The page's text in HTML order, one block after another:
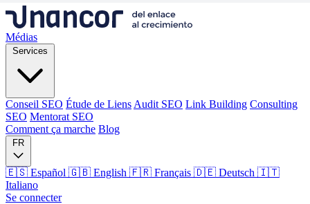
Médias
Services
Conseil SEO Étude de Liens Audit SEO Link Building Consulting
SEO Mentorat SEO
Comment ça marche Blog
FR
🇪🇸 Español 🇬🇧 English 🇫🇷 Français 🇩🇪 Deutsch 🇮🇹
Italiano
Se connecter